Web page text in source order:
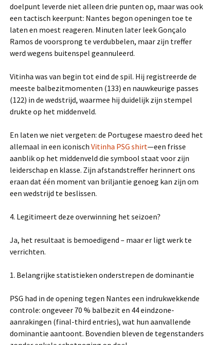
doelpunt leverde niet alleen drie punten op, maar was ook
een tactisch keerpunt: Nantes begon openingen toe te
laten en moest reageren. Minuten later leek Gonçalo
Ramos de voorsprong te verdubbelen, maar zijn treffer
werd wegens buitenspel geannuleerd.
Vitinha was van begin tot eind de spil. Hij registreerde de
meeste balbezitmomenten (133) en nauwkeurige passes
(122) in de wedstrijd, waarmee hij duidelijk zijn stempel
drukte op het middenveld.
En laten we niet vergeten: de Portugese maestro deed het
allemaal in een iconisch Vitinha PSG shirt—een frisse
aanblik op het middenveld die symbool staat voor zijn
leiderschap en klasse. Zijn afstandstreffer herinnert ons
eraan dat één moment van briljantie genoeg kan zijn om
een wedstrijd te beslissen.
4. Legitimeert deze overwinning het seizoen?
Ja, het resultaat is bemoedigend – maar er ligt werk te
verrichten.
1. Belangrijke statistieken onderstrepen de dominantie
PSG had in de opening tegen Nantes een indrukwekkende
controle: ongeveer 70 % balbezit en 44 eindzone-
aanrakingen (final-third entries), wat hun aanvallende
dominantie aantoont. Bovendien bleven de tegenstanders